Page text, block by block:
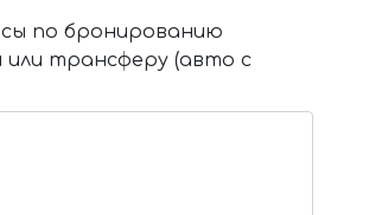
по бронированию
или трансферу (авто с